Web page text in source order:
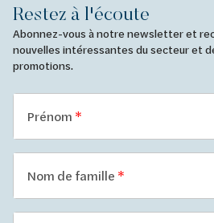
Restez à l'écoute
Abonnez-vous à notre newsletter et
nouvelles intéressantes du secteur et
promotions.
Prénom
Nom de famille